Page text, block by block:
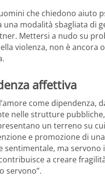
che chiedono aiuto
una modalità sbagliata di
Mettersi a nudo su
violenza, non è ancora
affettiva
come dipendenza,
nelle strutture
un terreno su
e promozione di
sentimentale, ma
a creare
servono”.